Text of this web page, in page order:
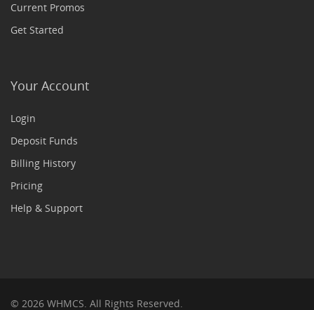
Current Promos
Get Started
Your Account
Login
Deposit Funds
Billing History
Pricing
Help & Support
© 2026 WHMCS. All Rights Reserved.